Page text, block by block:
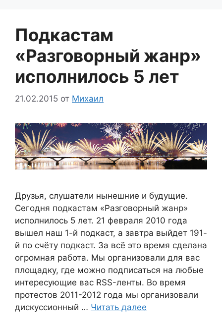
Подкастам
«Разговорный жанр»
исполнилось 5 лет
21.02.2015 от Михаил
Друзья, слушатели нынешние и будущие.
Сегодня подкастам «Разговорный жанр»
исполнилось 5 лет. 21 февраля 2010 года
вышел наш 1-й подкаст, а завтра выйдет 191-
й по счёту подкаст. За всё это время сделана
огромная работа. Мы организовали для вас
площадку, где можно подписаться на любые
интересующие вас RSS-ленты. Во время
протестов 2011-2012 года мы организовали
дискуссионный … Читать далее